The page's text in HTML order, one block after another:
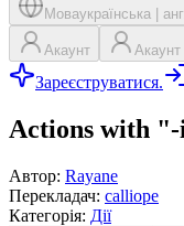
Моваукраїнська
Акаунт Акаунт
Зареєструватися.
Actions with
Автор: Rayane
Перекладач: calliope
Категорія: Дії